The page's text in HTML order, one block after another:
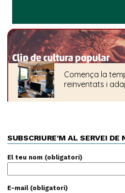
SUBSCRIURE’M AL SERVEI DE
El teu nom (obligatori)
E-mail (obligatori)